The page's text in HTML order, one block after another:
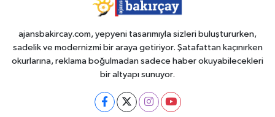
ajansbakircay.com, yepyeni tasarımıyla sizleri buluştururken,
sadelik ve modernizmi bir araya getiriyor. Şatafattan kaçınırken
okurlarına, reklama boğulmadan sadece haber okuyabilecekleri
bir altyapı sunuyor.